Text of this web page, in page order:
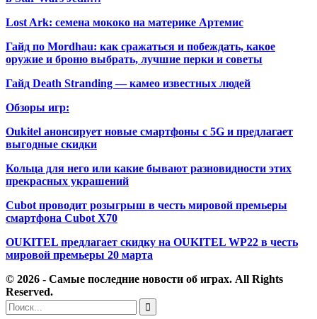
Lost Ark: cемена мококо на материке Артемис
Гайд по Mordhau: как сражаться и побеждать, какое
оружие и броню выбрать, лучшие перки и советы
Гайд Death Stranding — камео известных людей
Обзоры игр:
Oukitel анонсирует новые смартфоны с 5G и предлагает
выгодные скидки
Кольца для него или какие бывают разновидности этих
прекрасных украшений
Cubot проводит розыгрыш в честь мировой премьеры
смартфона Cubot X70
OUKITEL предлагает скидку на OUKITEL WP22 в честь
мировой премьеры 20 марта
© 2026 - Самые последние новости об играх. All Rights
Reserved.